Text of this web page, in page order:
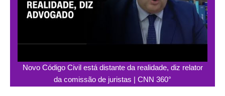
Novo Código Civil está distante da realidade, diz relator
da comissão de juristas | CNN 360°